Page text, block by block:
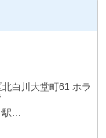
白川大堂町61 ホラ
駅